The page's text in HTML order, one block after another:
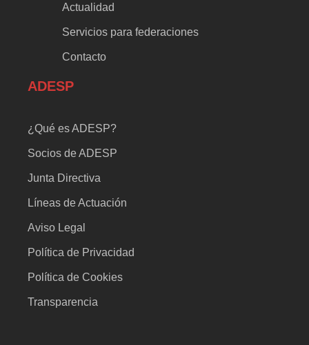
Actualidad
Servicios para federaciones
Contacto
ADESP
¿Qué es ADESP?
Socios de ADESP
Junta Directiva
Líneas de Actuación
Aviso Legal
Política de Privacidad
Política de Cookies
Transparencia